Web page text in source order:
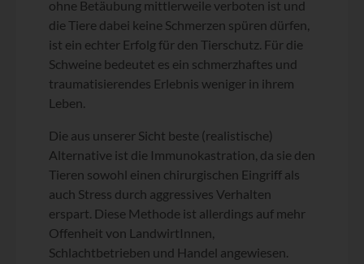
ohne Betäubung mittlerweile verboten ist und
die Tiere dabei keine Schmerzen spüren dürfen,
ist ein echter Erfolg für den Tierschutz. Für die
Schweine bedeutet es ein schmerzhaftes und
traumatisierendes Erlebnis weniger in ihrem
Leben.
Die aus unserer Sicht beste (realistische)
Alternative ist die Immunokastration, da sie den
Tieren sowohl einen chirurgischen Eingriff als
auch Stress durch aggressives Verhalten
erspart. Diese Methode ist allerdings auf mehr
Offenheit von LandwirtInnen,
Schlachtbetrieben und Handel angewiesen.